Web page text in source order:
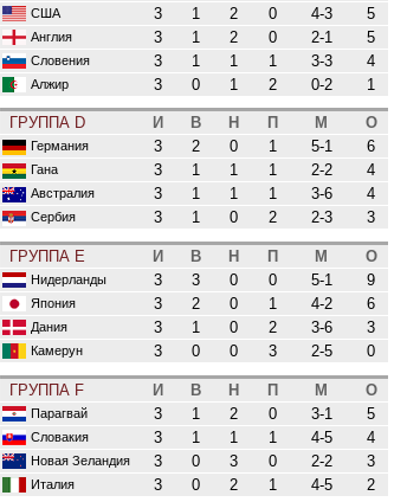
США 3 1 2 0 4-3 5
Англия 3 1 2 0 2-1 5
Словения 3 1 1 1 3-3 4
Алжир 3 0 1 2 0-2 1
ГРУППА D И В Н П М О
Германия 3 2 0 1 5-1 6
Гана 3 1 1 1 2-2 4
Австралия 3 1 1 1 3-6 4
Сербия 3 1 0 2 2-3 3
ГРУППА E И В Н П М О
Нидерланды 3 3 0 0 5-1 9
Япония 3 2 0 1 4-2 6
Дания 3 1 0 2 3-6 3
Камерун 3 0 0 3 2-5 0
ГРУППА F И В Н П М О
Парагвай 3 1 2 0 3-1 5
Словакия 3 1 1 1 4-5 4
Новая Зеландия 3 0 3 0 2-2 3
Италия 3 0 2 1 4-5 2